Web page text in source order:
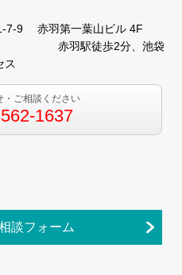
7-9 赤羽第一葉山ビル 4F
） 赤羽駅徒歩2分、池袋
ス
・ご相談ください
1637
談フォーム